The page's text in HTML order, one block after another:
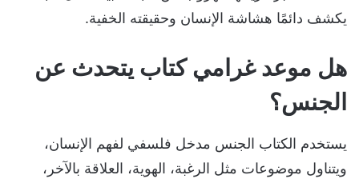
يكشف دائمًا هشاشة الإنسان وحقيقته الخفية.
هل موعد غرامي كتاب يتحدث عن
الجنس؟
يستخدم الكتاب الجنس مدخل فلسفي لفهم الإنسان،
ويتناول موضوعات مثل الرغبة، الهوية، العلاقة بالآخر،